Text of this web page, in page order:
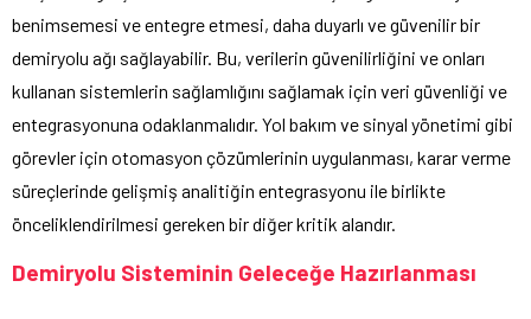
benimsemesi ve entegre etmesi, daha duyarlı ve güvenilir bir
demiryolu ağı sağlayabilir. Bu, verilerin güvenilirliğini ve onları
kullanan sistemlerin sağlamlığını sağlamak için veri güvenliği ve
entegrasyonuna odaklanmalıdır. Yol bakım ve sinyal yönetimi gibi
görevler için otomasyon çözümlerinin uygulanması, karar verme
süreçlerinde gelişmiş analitiğin entegrasyonu ile birlikte
önceliklendirilmesi gereken bir diğer kritik alandır.
Demiryolu Sisteminin Geleceğe Hazırlanması